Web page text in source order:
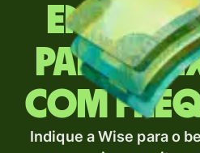
Envia
para o
com
Indique a Wise para o